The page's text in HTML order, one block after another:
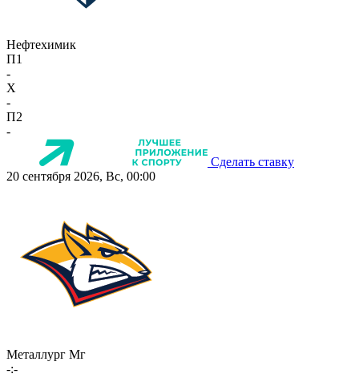
Нефтехимик
П1
-
X
-
П2
-
Сделать ставку
20 сентября 2026, Вс, 00:00
Металлург Мг
-:-